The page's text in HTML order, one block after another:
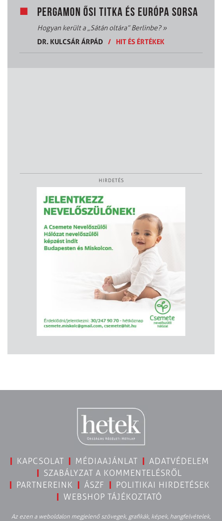
PERGAMON ŐSI TITKA ÉS EURÓPA SORSA
Hogyan került a „Sátán oltára” Berlinbe?»
DR. KULCSÁR ÁRPÁD
/ HIT ÉS ÉRTÉKEK
HIRDETÉS
KAPCSOLAT MÉDIAAJÁNLAT
ADATVÉDELEM
SZABÁLYZAT A KOMMENTELÉSRŐL
PARTNEREINK
ÁSZF
POLITIKAI HIRDETÉSEK
WEBSHOP TÁJÉKOZTATÓ
Az ezen a weboldalon megjelenő szövegek, grafikák, képek, hangfelvételek,